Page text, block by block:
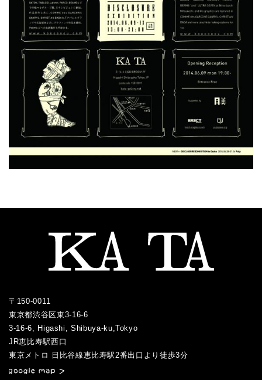
〒150-0011
東京都渋谷区東3-16-6
3-16-6, Higashi, Shibuya-ku,Tokyo
JR恵比寿駅西口
／
東京メトロ 日比谷線恵比寿駅2番出口より徒歩3分